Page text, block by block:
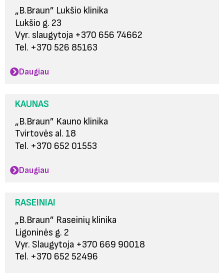
„B.Braun” Lukšio klinika
Lukšio g. 23
Vyr. slaugytoja +370 656 74662
Tel. +370 526 85163
Daugiau
KAUNAS
„B.Braun” Kauno klinika
Tvirtovės al. 18
Tel. +370 652 01553
Daugiau
RASEINIAI
„B.Braun” Raseinių klinika
Ligoninės g. 2
Vyr. Slaugytoja +370 669 90018
Tel. +370 652 52496